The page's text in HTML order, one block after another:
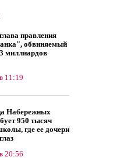
правления
обвиняемый
миллиардов
11:19
Набережных
950 тысяч
где ее дочери
20:56